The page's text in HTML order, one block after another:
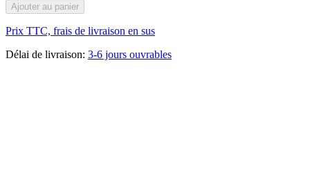
Ajouter au panier
Prix TTC, frais de livraison en sus
Délai de livraison: 3-6 jours ouvrables